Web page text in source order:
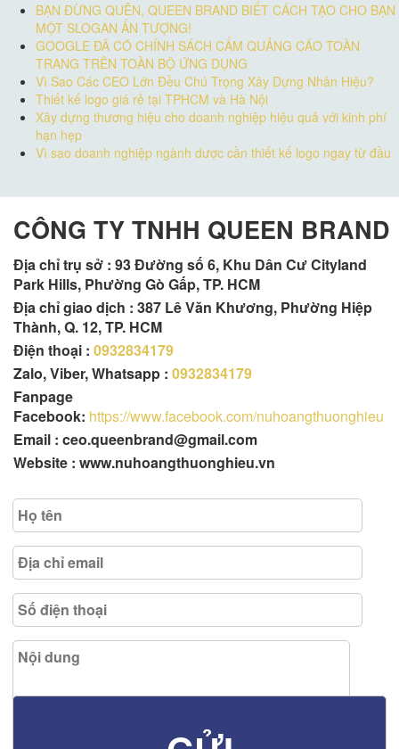
BẠN ĐỪNG QUÊN, QUEEN BRAND BIẾT CÁCH TẠO CHO BẠN
MỘT SLOGAN ẤN TƯỢNG!
GOOGLE ĐÃ CÓ CHÍNH SÁCH CẤM QUẢNG CÁO TOÀN
TRANG TRÊN TOÀN BỘ ỨNG DỤNG
Vì Sao Các CEO Lớn Đều Chú Trọng Xây Dựng Nhân Hiệu?
Thiết kế logo giá rẻ tại TPHCM và Hà Nội
Xây dựng thương hiệu cho doanh nghiệp hiệu quả với kinh phí
hạn hẹp
Vì sao doanh nghiệp ngành dược cần thiết kế logo ngay từ đầu
CÔNG TY TNHH QUEEN BRAND
Địa chỉ trụ sở : 93 Đường số 6, Khu Dân Cư Cityland
Park Hills, Phường Gò Gấp, TP. HCM
Địa chỉ giao dịch : 387 Lê Văn Khương, Phường Hiệp
Thành, Q. 12, TP. HCM
Điện thoại : 0932834179
Zalo, Viber, Whatsapp : 0932834179
Fanpage
Facebook: https://www.facebook.com/nuhoangthuonghieu
Email : ceo.queenbrand@gmail.com
Website : www.nuhoangthuonghieu.vn